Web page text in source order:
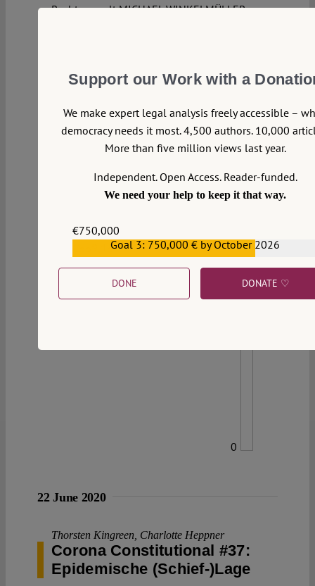
Rechtsanwalt MICHAEL WINKELMÜLLER
herrschenden Zustände tragen.
0
22 June 2020
Thorsten Kingreen, Charlotte Heppner
Corona Constitutional #37:
Epidemische (Schief-)Lage
Support our Work with a
We make expert legal analysis freely accessible –
democracy needs it most. 4,500 authors. 10,000
More than five million views last year.
Independent. Open Access. Reader-funded.
We need your help to keep it that way.
€750,000
€559,159Goal 3: 750,000 € by October 2026
DONE DONATE ♡